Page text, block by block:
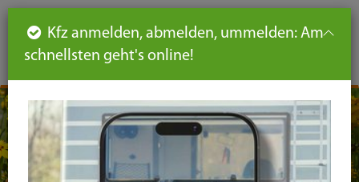
DE
Seiteninhalt
Hauptnavigation
Seitennavigation
leichte
Sprache
Kfz anmelden, abmelden, ummelden: Am
schnellsten geht's online!